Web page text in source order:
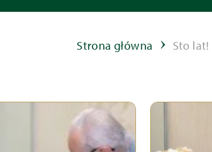
Strona główna Sto lat!